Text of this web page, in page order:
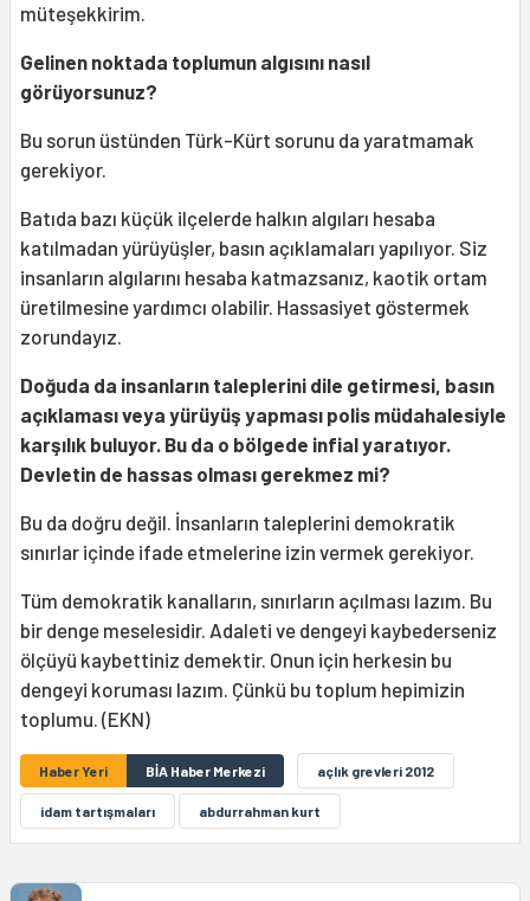
müteşekkirim.
Gelinen noktada toplumun algısını nasıl
görüyorsunuz?
Bu sorun üstünden Türk-Kürt sorunu da yaratmamak
gerekiyor.
Batıda bazı küçük ilçelerde halkın algıları hesaba
katılmadan yürüyüşler, basın açıklamaları yapılıyor. Siz
insanların algılarını hesaba katmazsanız, kaotik ortam
üretilmesine yardımcı olabilir. Hassasiyet göstermek
zorundayız.
Doğuda da insanların taleplerini dile getirmesi, basın
açıklaması veya yürüyüş yapması polis müdahalesiyle
karşılık buluyor. Bu da o bölgede infial yaratıyor.
Devletin de hassas olması gerekmez mi?
Bu da doğru değil. İnsanların taleplerini demokratik
sınırlar içinde ifade etmelerine izin vermek gerekiyor.
Tüm demokratik kanalların, sınırların açılması lazım. Bu
bir denge meselesidir. Adaleti ve dengeyi kaybederseniz
ölçüyü kaybettiniz demektir. Onun için herkesin bu
dengeyi koruması lazım. Çünkü bu toplum hepimizin
toplumu. (EKN)
Haber Yeri BİA Haber Merkezi açlık grevleri 2012
idam tartışmaları abdurrahman kurt